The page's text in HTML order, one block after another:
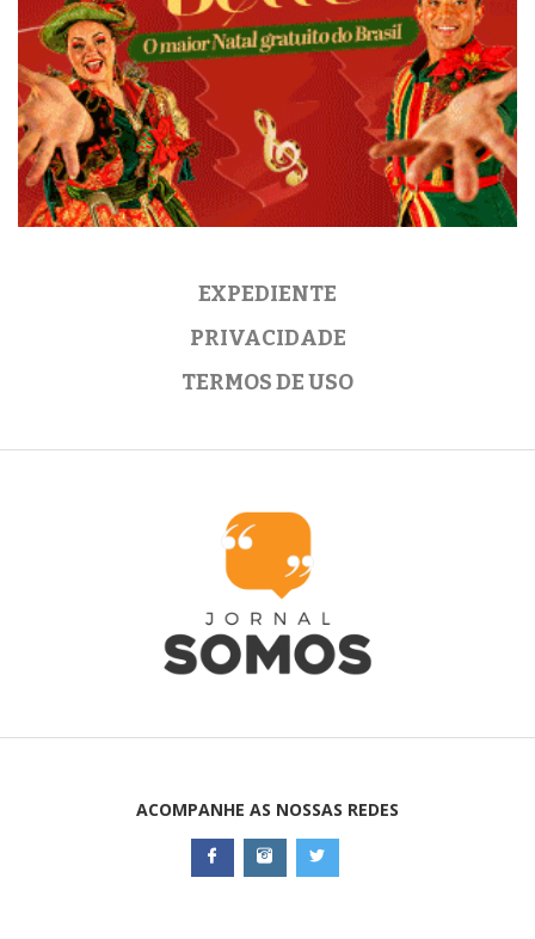
EXPEDIENTE
PRIVACIDADE
TERMOS DE USO
ACOMPANHE AS NOSSAS REDES